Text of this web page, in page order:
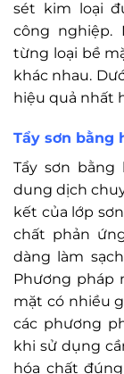
sét kim loại
công nghiệp.
từng loại bề
khác nhau.
hiệu quả nhất
Tẩy sơn bằng
Tẩy sơn
dung dịch
kết của lớp
chất phản
dàng làm
Phương pháp
mặt có nhiều
các phương
khi sử dụng
hóa chất